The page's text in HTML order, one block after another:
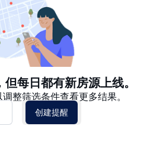
每日都有新房源上线。
整筛选条件查看更多结果。
创建提醒